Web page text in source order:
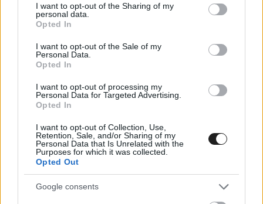
not limited to your visit or usage behaviour. You may click to
grant or deny consent to Google and its third-party tags to
use your data for below specified purposes in below Google
consent section.
I want to opt-out of the Sharing of my
personal data.
Opted In
I want to opt-out of the Sale of my
Personal Data.
Opted In
I want to opt-out of processing my
Personal Data for Targeted Advertising.
Opted In
I want to opt-out of Collection, Use,
Retention, Sale, and/or Sharing of my
Personal Data that Is Unrelated with the
Purposes for which it was collected.
Opted Out
Google consents